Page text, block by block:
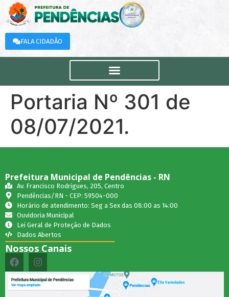
FALA CIDADÃO
Portaria Nº 301 de
08/07/2021.
Prefeitura Municipal de Pendências - RN
Av. Francisco Rodrigues, 205, Centro
Pendências/RN - CEP: 59504-000
Horário de atendimento: Seg a Sex das 08:00 as 14:00
Ouvidoria Municipal
Lei Geral de Proteção de Dados
Dados Abertos
Nossos Canais